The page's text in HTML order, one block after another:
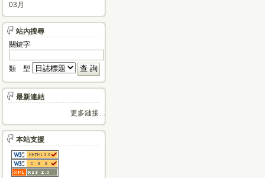
03月
站內搜尋
關鍵字
類 型
最新連結
更多鏈接…
本站支援